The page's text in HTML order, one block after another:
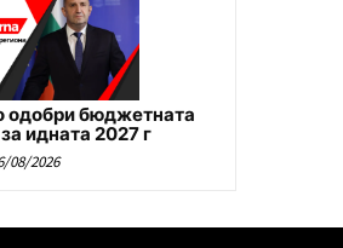
одобри бюджетната
идната 2027 г
08/2026